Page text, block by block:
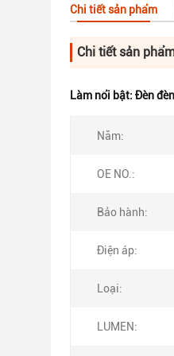
Chi tiết sản phẩm
Chi tiết sản
Làm nổi bật: Đèn
Năm:
OE NO.:
Bảo hành:
Điện áp:
Loại:
LUMEN: